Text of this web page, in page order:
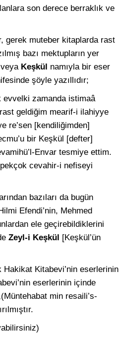
son derece berraklık ve
gerek muteber kitaplarda rast
bazı mektupların yer
Keşkül namıyla bir eser
şöyle yazıllıdır;
evvelki zamanda istimaâ
geldiğim mearif-i ilahiyye
re’sen [kendiliğimden]
bir Keşkül [defter]
Envar tesmiye ettim.
cevahir-i nefiseyi
bazıları da bugün
Efendi’nin, Mehmed
ele geçirebildiklerini
Zeyl-i Keşkül [Keşkül’ün
Hakikat Kitabevi’nin eserlerinin
eserlerinin içinde
min resaili’s-